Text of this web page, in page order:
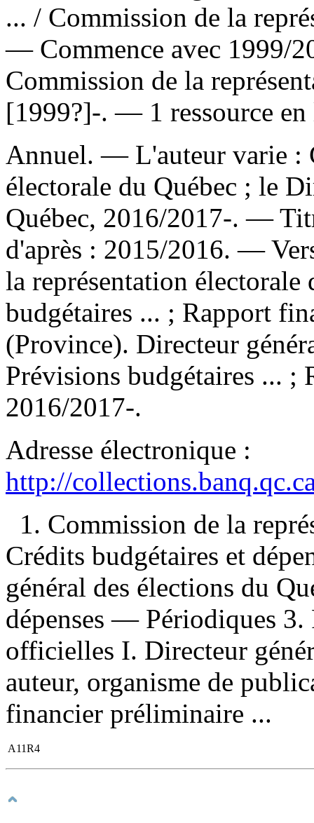
... / Commission de la
— Commence avec 1999/
Commission de la
[1999?]-. — 1 ressource
Annuel. — L'auteur varie :
électorale du Québec ; le
Québec, 2016/2017-. —
d'après : 2015/2016. —
la représentation électorale
budgétaires ... ; Rapport
(Province). Directeur
Prévisions budgétaires ...
2016/2017-.
Adresse électronique :
http://
1. Commission de la
Crédits budgétaires et
général des élections du
dépenses — Périodiques
officielles I. Directeur
auteur, organisme de
financier préliminaire ...
A11R4